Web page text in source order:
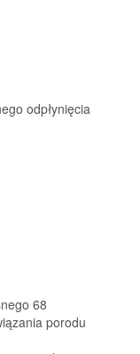
odpłynięcia
68
porodu